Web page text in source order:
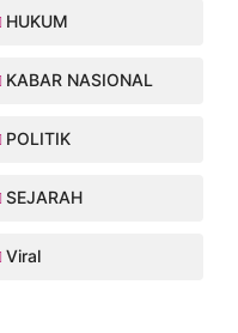
HUKUM
KABAR NASIONAL
POLITIK
SEJARAH
Viral